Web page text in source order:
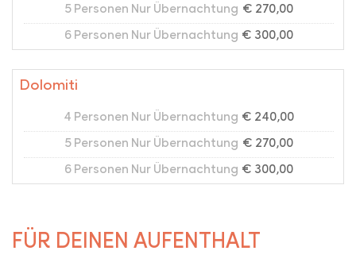
5 Personen Nur Übernachtung € 270,00
6 Personen Nur Übernachtung € 300,00
Dolomiti
4 Personen Nur Übernachtung € 240,00
5 Personen Nur Übernachtung € 270,00
6 Personen Nur Übernachtung € 300,00
FÜR DEINEN AUFENTHALT